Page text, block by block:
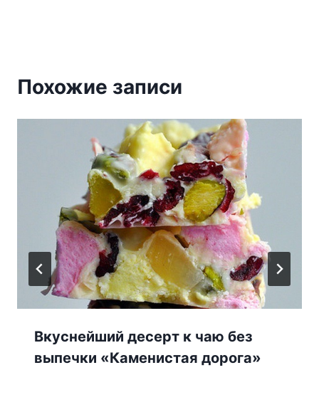
Похожие записи
Вкуснейший десерт к чаю без
выпечки «Каменистая дорога»